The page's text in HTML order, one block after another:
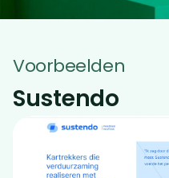
Voorbeelden
Sustendo